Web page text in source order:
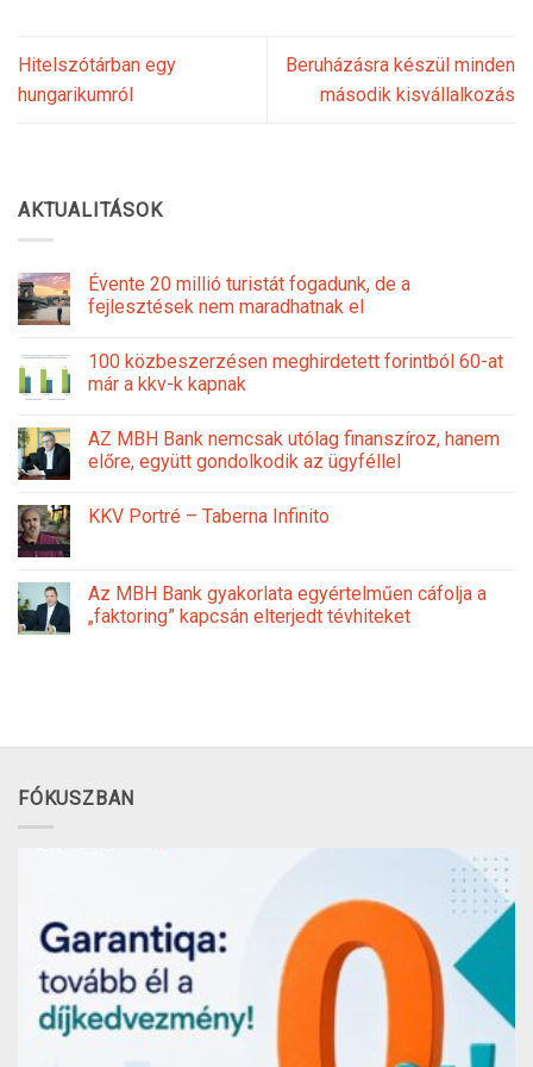
Hitelszótárban egy
hungarikumról
Beruházásra készül minden
második kisvállalkozás
AKTUALITÁSOK
Évente 20 millió turistát fogadunk, de a
fejlesztések nem maradhatnak el
100 közbeszerzésen meghirdetett forintból 60-at
már a kkv-k kapnak
AZ MBH Bank nemcsak utólag finanszíroz, hanem
előre, együtt gondolkodik az ügyféllel
KKV Portré – Taberna Infinito
Az MBH Bank gyakorlata egyértelműen cáfolja a
„faktoring” kapcsán elterjedt tévhiteket
FÓKUSZBAN